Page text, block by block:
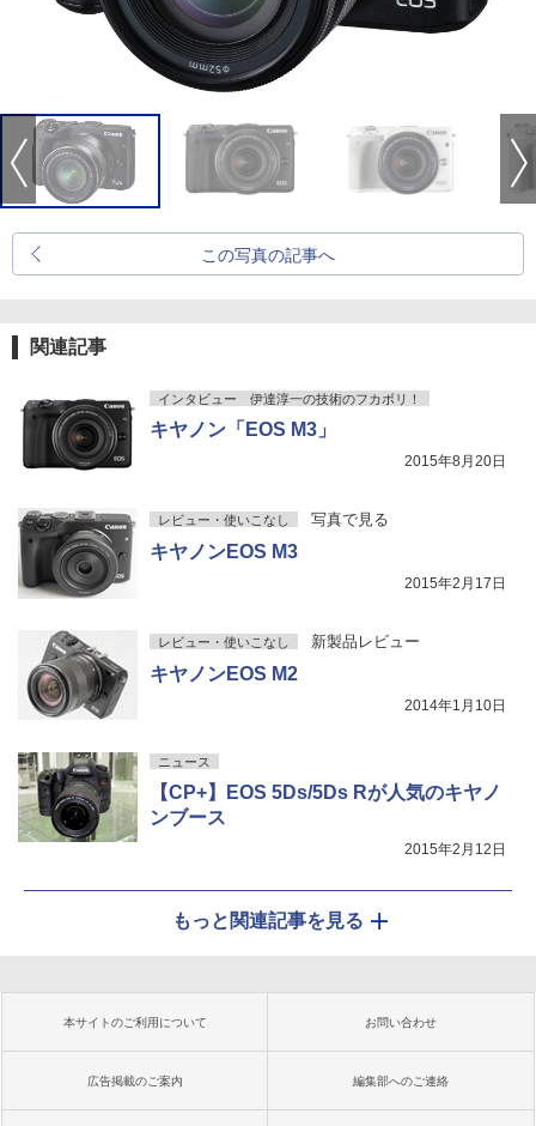
この写真の記事へ
関連記事
インタビュー 伊達淳一の技術のフカボリ！
キヤノン「EOS M3」
2015年8月20日
レビュー・使いこなし 写真で見る
キヤノンEOS M3
2015年2月17日
レビュー・使いこなし 新製品レビュー
キヤノンEOS M2
2014年1月10日
ニュース
【CP+】EOS 5Ds/5Ds Rが人気のキヤノ
ンブース
2015年2月12日
もっと関連記事を見る
本サイトのご利用について お問い合わせ
広告掲載のご案内 編集部へのご連絡